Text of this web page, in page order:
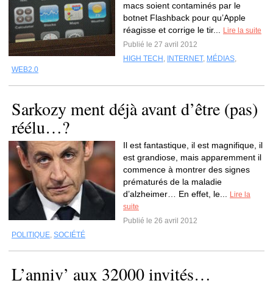
macs soient contaminés par le
botnet Flashback pour qu’Apple
réagisse et corrige le tir...
Lire la suite
Publié le 27 avril 2012
HIGH TECH , INTERNET, MÉDIAS,
WEB2.0
Sarkozy ment déjà avant d’être (pas)
réélu…?
Il est fantastique, il est magnifique, il
est grandiose, mais apparemment il
commence à montrer des signes
prématurés de la maladie
d’alzheimer… En effet, le...
Lire la
suite
Publié le 26 avril 2012
POLITIQUE, SOCIÉTÉ
L’anniv’ aux 32000 invités…